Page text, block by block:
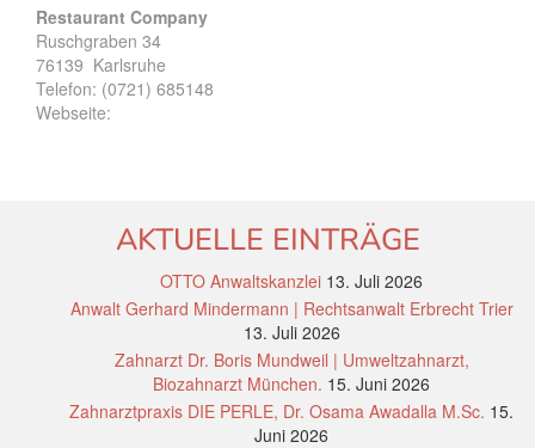
Restaurant Company
Ruschgraben 34
76139 Karlsruhe
Telefon: (0721) 685148
Webseite:
AKTUELLE EINTRÄGE
OTTO Anwaltskanzlei 13. Juli 2026
Anwalt Gerhard Mindermann | Rechtsanwalt Erbrecht Trier
13. Juli 2026
Zahnarzt Dr. Boris Mundweil | Umweltzahnarzt,
Biozahnarzt München. 15. Juni 2026
Zahnarztpraxis DIE PERLE, Dr. Osama Awadalla M.Sc. 15.
Juni 2026